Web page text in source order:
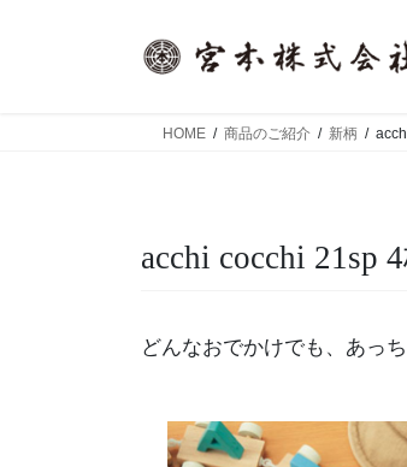
HOME 商品のご紹介 新柄
acchi cocchi 21sp
どんなおでかけでも、あっ